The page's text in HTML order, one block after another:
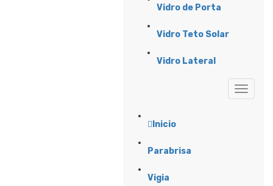
Vidro de Porta
Vidro Teto Solar
Vidro Lateral
Inicio
Parabrisa
Vigia